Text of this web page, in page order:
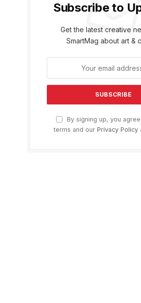
Subscribe to
Get the latest creative
SmartMag about art &
By signing up, you
terms and our Privacy Policy